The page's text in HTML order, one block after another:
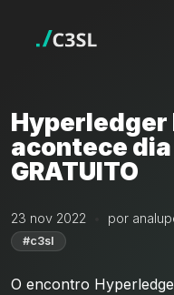
Hyperledger
acontece dia
GRATUITO
23 nov 2022 por
#c3sl
O encontro